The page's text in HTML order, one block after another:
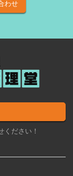
良）
わせ
ださい！